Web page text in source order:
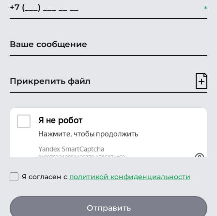
Прикрепить файл
Я согласен с политикой конфиденциальности
Отправить